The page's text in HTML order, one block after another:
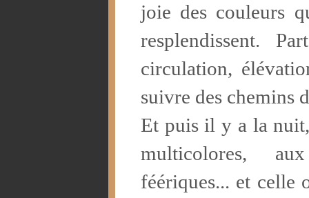
joie des couleurs
resplendissent.
circulation,
suivre des chemins
Et puis il y a la nuit,
multicolores,
féériques... et celle